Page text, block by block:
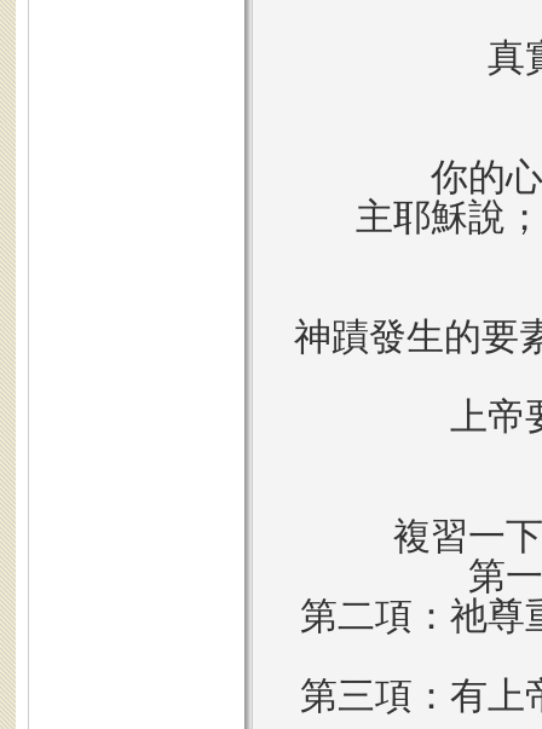
真
你的
主耶穌說
神蹟發生的要
上帝
複習一
第
第二項：祂尊
第三項：有上